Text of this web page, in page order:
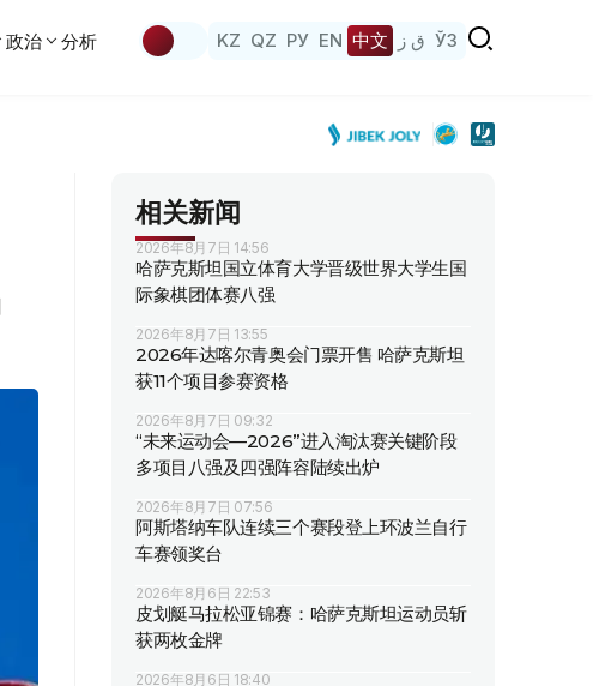
政治 分析 KZ QZ РУ EN 中文 ق ز ЎЗ
相关新闻
2026年8月7日 14:56
哈萨克斯坦国立体育大学晋级世界大学生国
际象棋团体赛八强
2026年8月7日 13:55
2026年达喀尔青奥会门票开售 哈萨克斯坦
获11个项目参赛资格
2026年8月7日 09:32
“未来运动会—2026”进入淘汰赛关键阶段
多项目八强及四强阵容陆续出炉
2026年8月7日 07:56
阿斯塔纳车队连续三个赛段登上环波兰自行
车赛领奖台
2026年8月6日 22:53
皮划艇马拉松亚锦赛：哈萨克斯坦运动员斩
获两枚金牌
2026年8月6日 18:40